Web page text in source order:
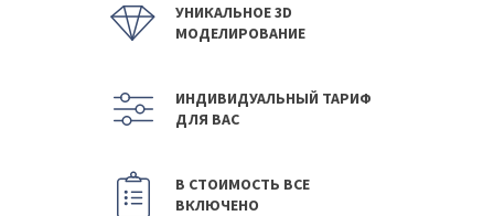
УНИКАЛЬНОЕ 3D
МОДЕЛИРОВАНИЕ
ИНДИВИДУАЛЬНЫЙ ТАРИФ
ДЛЯ ВАС
В СТОИМОСТЬ ВСЕ
ВКЛЮЧЕНО